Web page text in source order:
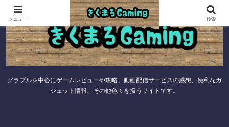
グラブルを中心にゲームレビューや攻略、動画配信サービスの感想、便利なガ
ジェット情報、その他色々を扱うサイトです。
メニュー 検索